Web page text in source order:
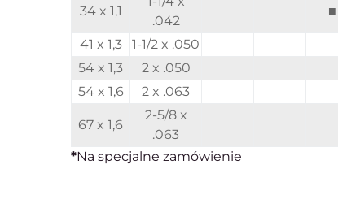
34 x 1,1
.042
■
41 x 1,3 1-1/2 x .050
54 x 1,3
2 x .050
54 x 1,6
2 x .063
67 x 1,6
2-5/8 x
.063
*Na specjalne zamówienie